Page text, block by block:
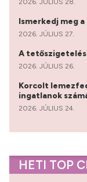
Ismerkedj meg
2026. JÚLIUS 27.
A
2026. JÚLIUS 26.
Korcolt
ingatlanok
2026. JÚLIUS 24.
HETI TOP